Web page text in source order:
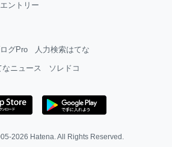
ントリー
グPro 人力検索はてな
なニュース ソレドコ
2026 Hatena. All Rights Reserved.